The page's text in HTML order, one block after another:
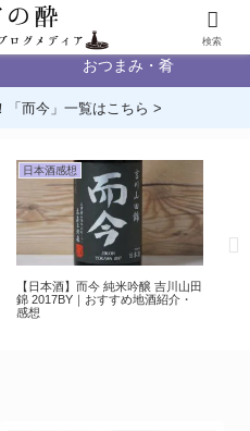
おつまみ・肴
「而今」一覧はこちら >
日本酒感想
【日本酒】而今 純米吟醸 吉川山田
錦 2017BY｜おすすめ地酒紹介・
感想
検索